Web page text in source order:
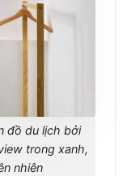
đồ du lịch bởi
trong xanh,
nhiên